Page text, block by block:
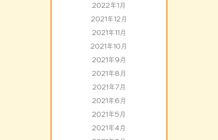
2022年1月
2021年12月
2021年11月
2021年10月
2021年9月
2021年8月
2021年7月
2021年6月
2021年5月
2021年4月